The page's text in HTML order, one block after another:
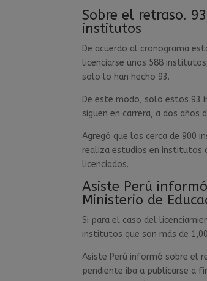
Sobre el retraso.
institutos
De acuerdo al cronograma
licenciarse unos 588
solo lo han hecho 93.
De este modo, solo estos 93
siguen en carrera, a dos años
Agregó que los cerca de 900
realiza estudios en institutos
licenciados.
Asiste Perú
Ministerio de
Si para el caso del
institutos que son más de
Asiste Perú informó sobre el
pendiente iba a publicarse a